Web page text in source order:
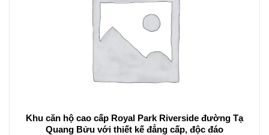
Khu căn hộ cao cấp Royal Park Riverside đường Tạ
Quang Bửu với thiết kế đẳng cấp, độc đáo